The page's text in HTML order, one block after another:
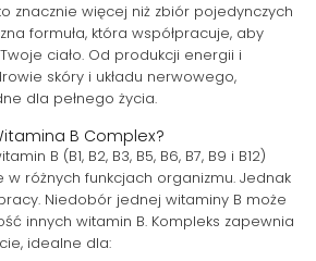
znacznie więcej niż zbiór pojedynczych
formuła, która współpracuje, aby
ciało. Od produkcji energii i
skóry i układu nerwowego,
dla pełnego życia.
B Complex?
B (B1, B2, B3, B5, B6, B7, B9 i B12)
różnych funkcjach organizmu. Jednak
Niedobór jednej witaminy B może
innych witamin B. Kompleks zapewnia
idealne dla: